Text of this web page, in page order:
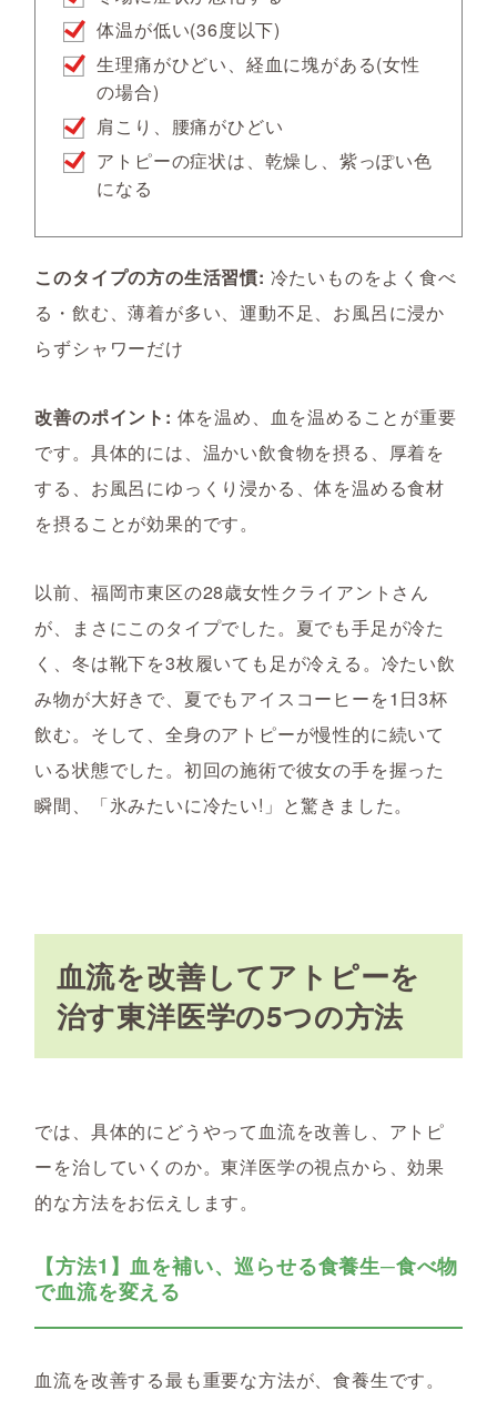
体温が低い(36度以下)
生理痛がひどい、経血に塊がある(女性
の場合)
肩こり、腰痛がひどい
アトピーの症状は、乾燥し、紫っぽい色
になる
このタイプの方の生活習慣: 冷たいものをよく食べ
る・飲む、薄着が多い、運動不足、お風呂に浸か
らずシャワーだけ
改善のポイント: 体を温め、血を温めることが重要
です。具体的には、温かい飲食物を摂る、厚着を
する、お風呂にゆっくり浸かる、体を温める食材
を摂ることが効果的です。
以前、福岡市東区の28歳女性クライアントさん
が、まさにこのタイプでした。夏でも手足が冷た
く、冬は靴下を3枚履いても足が冷える。冷たい飲
み物が大好きで、夏でもアイスコーヒーを1日3杯
飲む。そして、全身のアトピーが慢性的に続いて
いる状態でした。初回の施術で彼女の手を握った
瞬間、「氷みたいに冷たい!」と驚きました。
血流を改善してアトピーを
治す東洋医学の5つの方法
では、具体的にどうやって血流を改善し、アトピ
ーを治していくのか。東洋医学の視点から、効果
的な方法をお伝えします。
【方法1】血を補い、巡らせる食養生─食べ物
で血流を変える
血流を改善する最も重要な方法が、食養生です。